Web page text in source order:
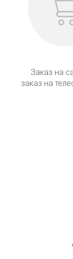
Заказ на
заказ на